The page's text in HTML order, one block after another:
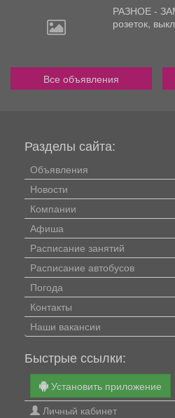
РАЗНОЕ -
розеток,
Все объявления
Разделы сайта:
Объявления
Новости
Компании
Афиша
Расписание занятий
Расписание автобусов
Погода
Контакты
Наши вакансии
Быстрые ссылки:
Установить приложение
Личный кабинет